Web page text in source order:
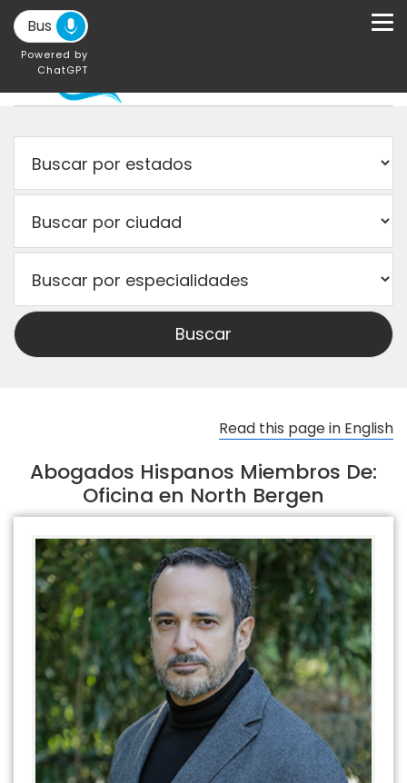
Powered by
ChatGPT
Read this page in English
Abogados Hispanos Miembros De:
Oficina en North Bergen